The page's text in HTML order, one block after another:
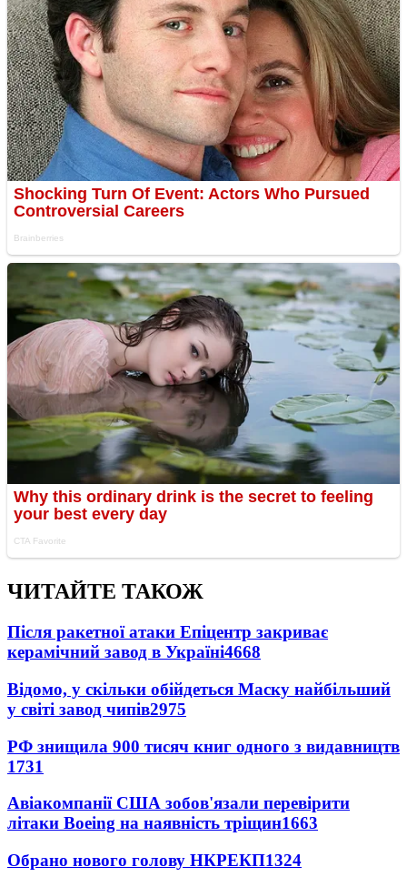
ЧИТАЙТЕ ТАКОЖ
Після ракетної атаки Епіцентр закриває
керамічний завод в Україні4668
Відомо, у скільки обійдеться Маску найбільший
у світі завод чипів2975
РФ знищила 900 тисяч книг одного з видавництв
1731
Авіакомпанії США зобов'язали перевірити
літаки Boeing на наявність тріщин1663
Обрано нового голову НКРЕКП1324